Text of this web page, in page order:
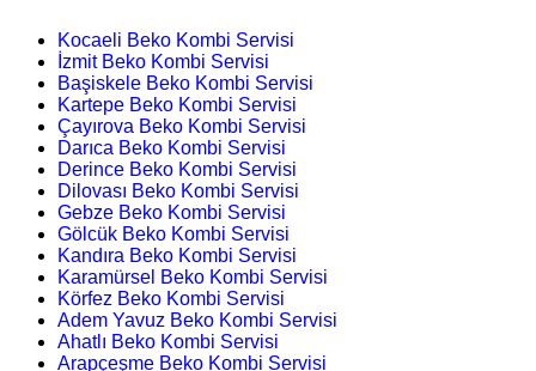
Kocaeli Beko Kombi Servisi
İzmit Beko Kombi Servisi
Başiskele Beko Kombi Servisi
Kartepe Beko Kombi Servisi
Çayırova Beko Kombi Servisi
Darıca Beko Kombi Servisi
Derince Beko Kombi Servisi
Dilovası Beko Kombi Servisi
Gebze Beko Kombi Servisi
Gölcük Beko Kombi Servisi
Kandıra Beko Kombi Servisi
Karamürsel Beko Kombi Servisi
Körfez Beko Kombi Servisi
Adem Yavuz Beko Kombi Servisi
Ahatlı Beko Kombi Servisi
Arapçeşme Beko Kombi Servisi